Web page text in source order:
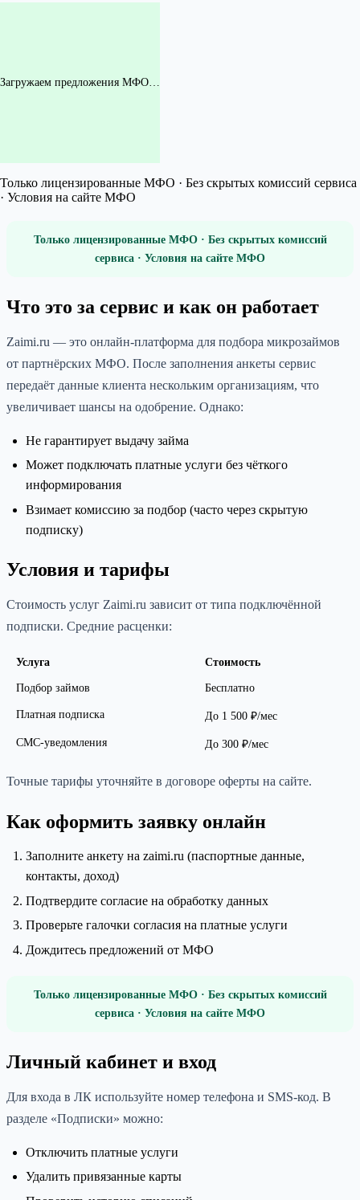
Загружаем предложения МФО…
Только лицензированные МФО · Без скрытых комиссий сервиса
· Условия на сайте МФО
Только лицензированные МФО · Без скрытых комиссий
сервиса · Условия на сайте МФО
Что это за сервис и как он работает
Zaimi.ru — это онлайн-платформа для подбора микрозаймов
от партнёрских МФО. После заполнения анкеты сервис
передаёт данные клиента нескольким организациям, что
увеличивает шансы на одобрение. Однако:
Не гарантирует выдачу займа
Может подключать платные услуги без чёткого
информирования
Взимает комиссию за подбор (часто через скрытую
подписку)
Условия и тарифы
Стоимость услуг Zaimi.ru зависит от типа подключённой
подписки. Средние расценки:
Услуга Стоимость
Подбор займов Бесплатно
Платная подписка До 1 500 ₽/мес
СМС-уведомления До 300 ₽/мес
Точные тарифы уточняйте в договоре оферты на сайте.
Как оформить заявку онлайн
Заполните анкету на zaimi.ru (паспортные данные,
контакты, доход)
Подтвердите согласие на обработку данных
Проверьте галочки согласия на платные услуги
Дождитесь предложений от МФО
Только лицензированные МФО · Без скрытых комиссий
сервиса · Условия на сайте МФО
Личный кабинет и вход
Для входа в ЛК используйте номер телефона и SMS-код. В
разделе «Подписки» можно:
Отключить платные услуги
Удалить привязанные карты